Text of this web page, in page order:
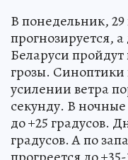
В понедельник,
прогнозируется,
Беларуси
грозы.
усилении ветра
секунду. В ночные
до +25 градусов.
градусов. А по